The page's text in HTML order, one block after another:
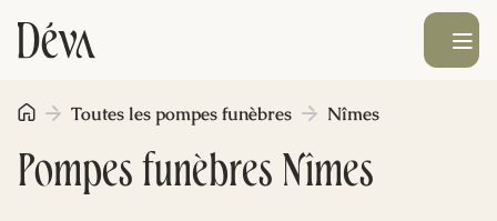
Obsèques
Prévoyance
Ouvrir le
Pompes funèbres Nîmes
Toutes les pompes funèbres Nîmes